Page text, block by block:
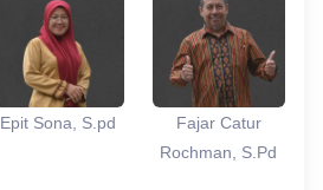
Epit Sona, S.pd
Fajar Catur
Rochman, S.Pd